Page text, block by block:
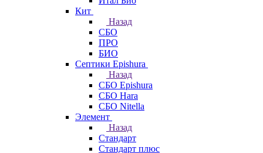
Кит
Назад
СБО
ПРО
БИО
Септики Epishura
Назад
СБО Epishura
СБО Hara
СБО Nitella
Элемент
Назад
Стандарт
Стандарт плюс